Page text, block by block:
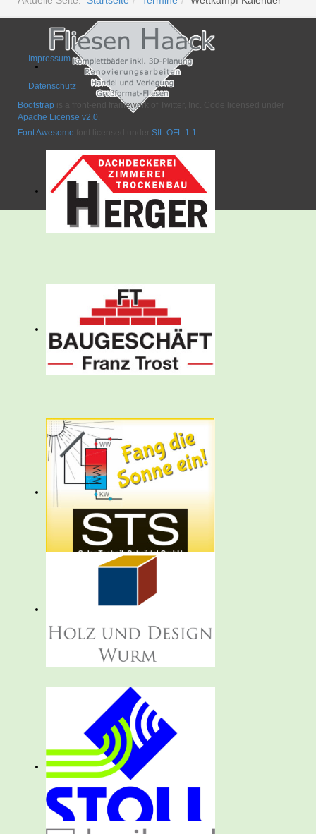
Impressum
Datenschutz
Bootstrap is a front-end framework of Twitter, Inc. Code licensed under
Apache License v2.0
Font Awesome font licensed under SIL OFL 1.1